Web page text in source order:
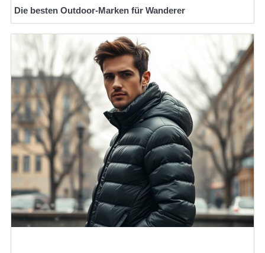
Die besten Outdoor-Marken für Wanderer